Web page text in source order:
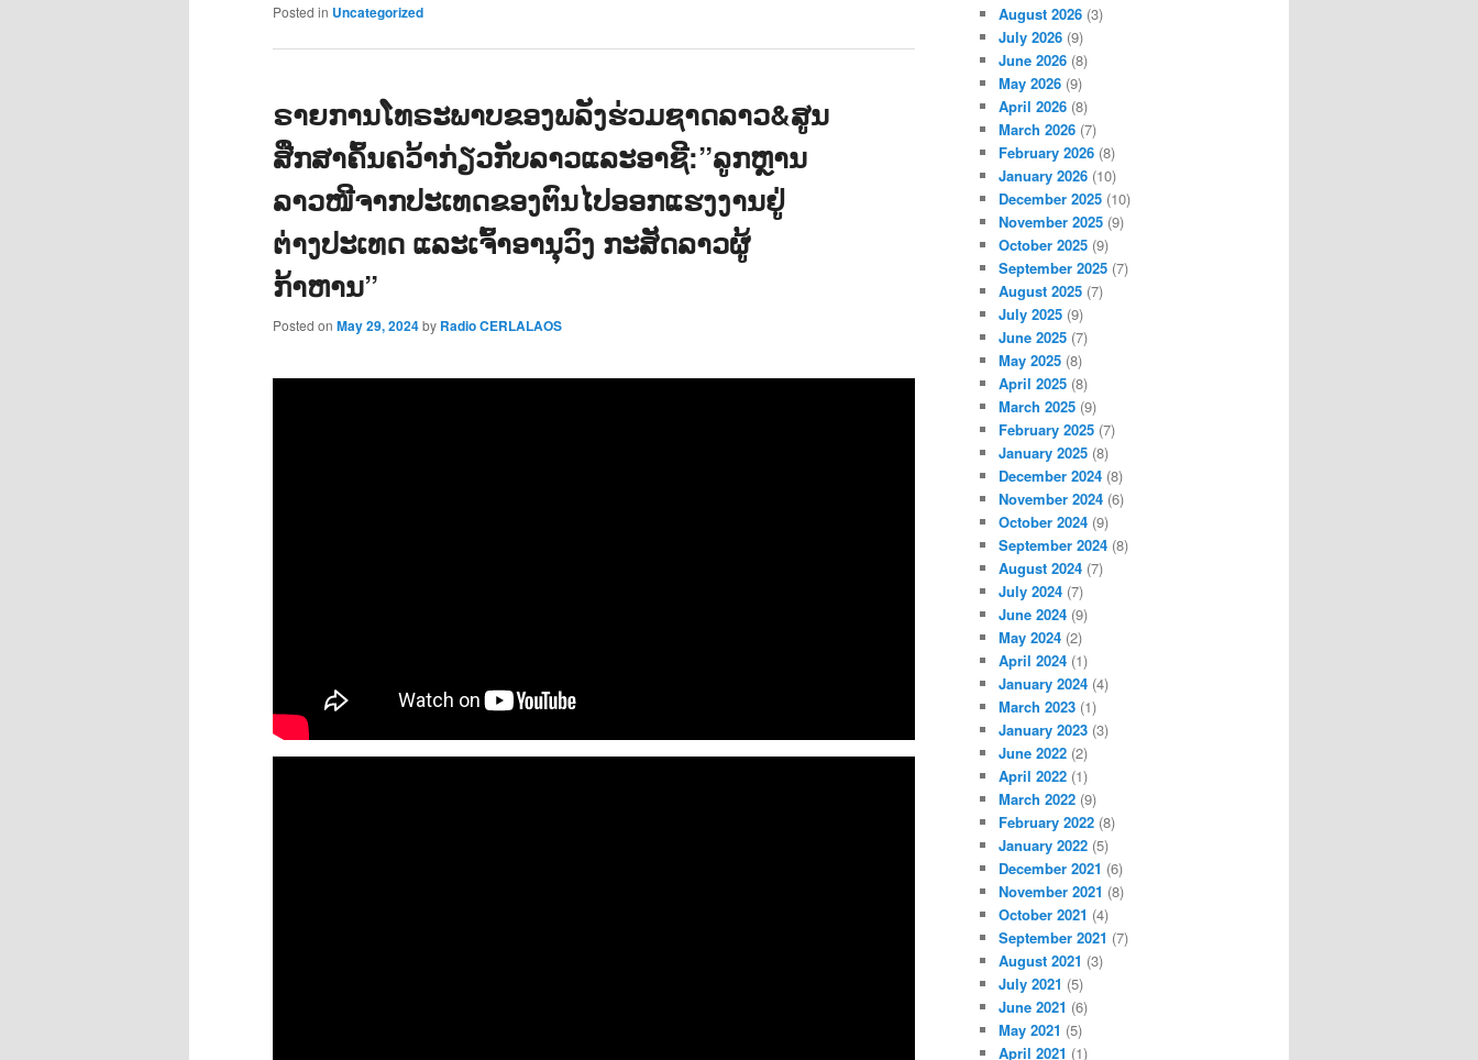
Posted in Uncategorized
ຣາຍການໂທຣະພາບຂອງພລັງຮ່ວມຊາດລາວ&ສູນ
ສືກສາຄົ້ນຄວ້າກ່ຽວກັບລາວແລະອາຊີ:”ລູກຫຼານ
ລາວໜີຈາກປະເທດຂອງຕົນໄປອອກແຮງງານຢູ່
ຕ່າງປະເທດ ແລະເຈົ້າອານຸວົງ ກະສັດລາວຜູ້
ກ້າຫານ”
Posted on May 29, 2024by Radio CERLALAOS
August 2026 (3)
July 2026 (9)
June 2026 (8)
May 2026 (9)
April 2026 (8)
March 2026 (7)
February 2026 (8)
January 2026 (10)
December 2025 (10)
November 2025 (9)
October 2025 (9)
September 2025 (7)
August 2025 (7)
July 2025 (9)
June 2025 (7)
May 2025 (8)
April 2025 (8)
March 2025 (9)
February 2025 (7)
January 2025 (8)
December 2024 (8)
November 2024 (6)
October 2024 (9)
September 2024 (8)
August 2024 (7)
July 2024 (7)
June 2024 (9)
May 2024 (2)
April 2024 (1)
January 2024 (4)
March 2023 (1)
January 2023 (3)
June 2022 (2)
April 2022 (1)
March 2022 (9)
February 2022 (8)
January 2022 (5)
December 2021 (6)
November 2021 (8)
October 2021 (4)
September 2021 (7)
August 2021 (3)
July 2021 (5)
June 2021 (6)
May 2021 (5)
April 2021 (1)